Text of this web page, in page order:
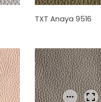
TXT Anaya 9516